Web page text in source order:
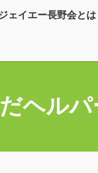
ェイエー長野会とは
ヘル